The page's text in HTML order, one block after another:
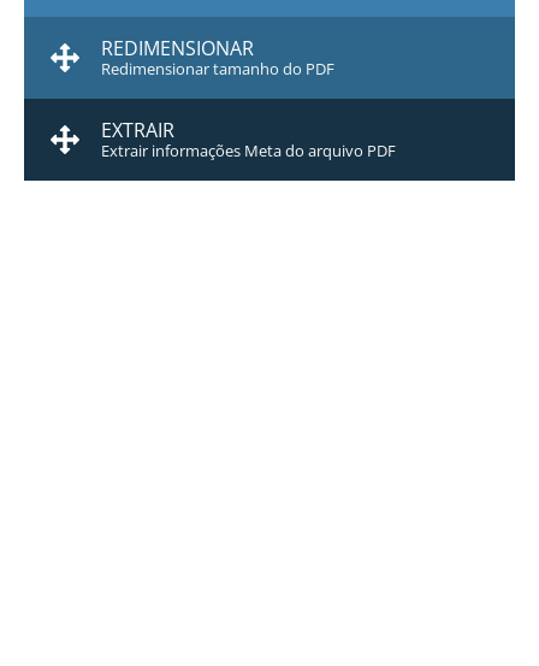
REDIMENSIONAR
Redimensionar tamanho do PDF
EXTRAIR
Extrair informações Meta do arquivo PDF